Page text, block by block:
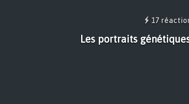
17
Les portraits